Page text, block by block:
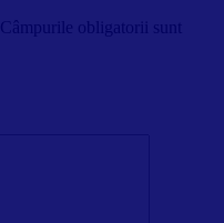
Câmpurile obligatorii sunt